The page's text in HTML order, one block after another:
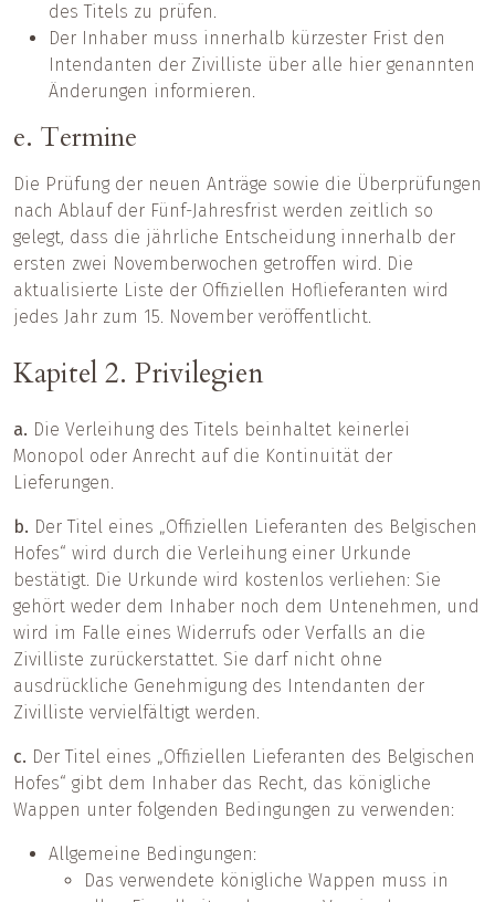
des Titels zu prüfen.
Der Inhaber muss innerhalb kürzester Frist den
Intendanten der Zivilliste über alle hier genannten
Änderungen informieren.
e. Termine
Die Prüfung der neuen Anträge sowie die Überprüfungen
nach Ablauf der Fünf-Jahresfrist werden zeitlich so
gelegt, dass die jährliche Entscheidung innerhalb der
ersten zwei Novemberwochen getroffen wird. Die
aktualisierte Liste der Offiziellen Hoflieferanten wird
jedes Jahr zum 15. November veröffentlicht.
Kapitel 2. Privilegien
a. Die Verleihung des Titels beinhaltet keinerlei
Monopol oder Anrecht auf die Kontinuität der
Lieferungen.
b. Der Titel eines „Offiziellen Lieferanten des Belgischen
Hofes“ wird durch die Verleihung einer Urkunde
bestätigt. Die Urkunde wird kostenlos verliehen: Sie
gehört weder dem Inhaber noch dem Untenehmen, und
wird im Falle eines Widerrufs oder Verfalls an die
Zivilliste zurückerstattet. Sie darf nicht ohne
ausdrückliche Genehmigung des Intendanten der
Zivilliste vervielfältigt werden.
c. Der Titel eines „Offiziellen Lieferanten des Belgischen
Hofes“ gibt dem Inhaber das Recht, das königliche
Wappen unter folgenden Bedingungen zu verwenden:
Allgemeine Bedingungen:
Das verwendete königliche Wappen muss in